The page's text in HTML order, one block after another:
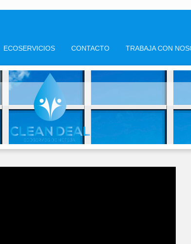
ECOSERVICIOS CONTACTO TRABAJA CON